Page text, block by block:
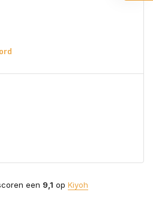
een 9,1 op Kiyoh